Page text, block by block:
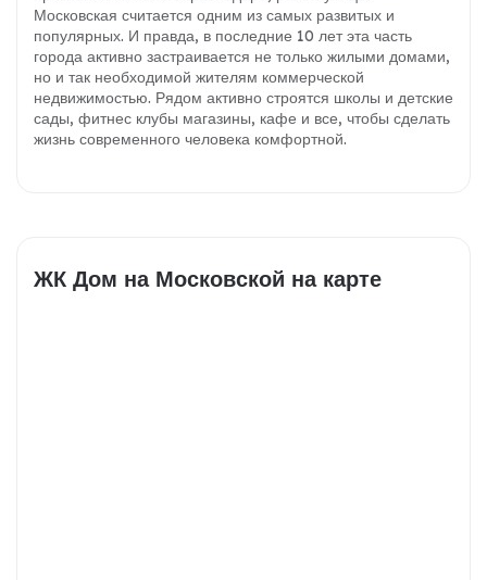
Московская считается одним из самых развитых и
популярных. И правда, в последние 10 лет эта часть
города активно застраивается не только жилыми домами,
но и так необходимой жителям коммерческой
недвижимостью. Рядом активно строятся школы и детские
сады, фитнес клубы магазины, кафе и все, чтобы сделать
жизнь современного человека комфортной.
ЖК Дом на Московской на карте